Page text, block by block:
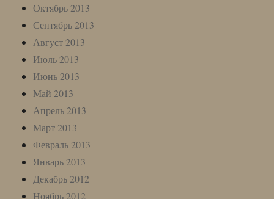
Октябрь 2013
Сентябрь 2013
Август 2013
Июль 2013
Июнь 2013
Май 2013
Апрель 2013
Март 2013
Февраль 2013
Январь 2013
Декабрь 2012
Ноябрь 2012